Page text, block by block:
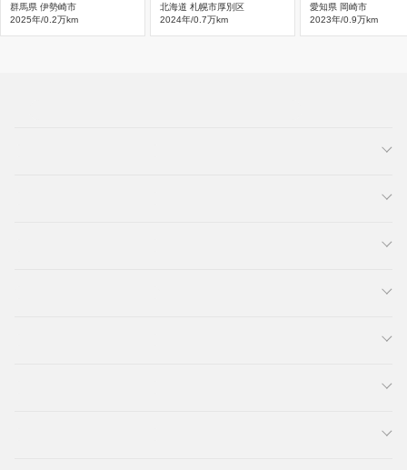
群馬県 伊勢崎市
2025年/0.2万km
北海道 札幌市厚別区
2024年/0.7万km
愛知県 岡崎市
2023年/0.9万km